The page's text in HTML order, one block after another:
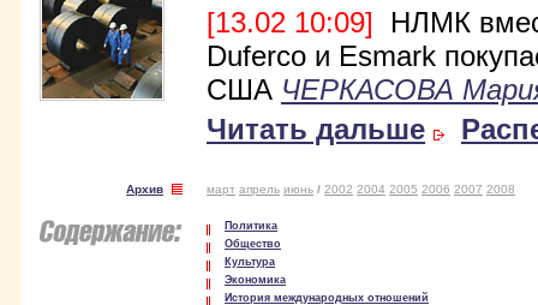
[13.02 10:09] НЛМК
Duferco и Esmark
США ЧЕРКАСОВА
Читать дальше
Архив март апрель июнь / 2002 2004 2005 2006 2007 2008
Политика
Общество
Культура
Экономика
История международных отношений